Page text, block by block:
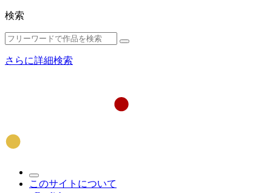
検索
さらに詳細検索
このサイトについて